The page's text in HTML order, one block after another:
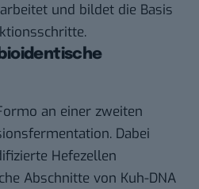
und bildet die Basis
an einer zweiten
Dabei
Hefezellen
Abschnitte von Kuh-DNA